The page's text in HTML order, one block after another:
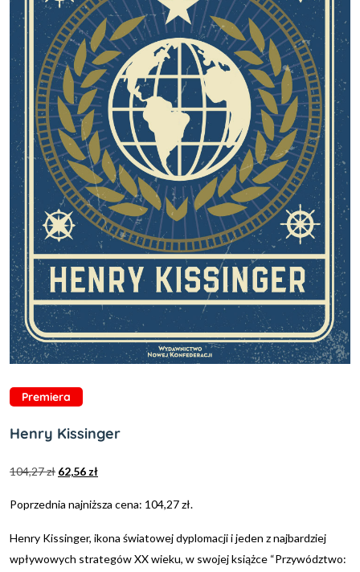
Premiera
Henry Kissinger
104,27zł 62,56 zł
Poprzednia najniższa cena: 104,27zł.
Henry Kissinger, ikona światowej dyplomacji i jeden z najbardziej
wpływowych strategów XX wieku, w swojej książce “Przywództwo: